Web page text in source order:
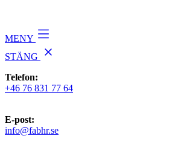
MENY
STÄNG
Telefon:
+46 76 831 77 64
E-post:
info@fabhr.se